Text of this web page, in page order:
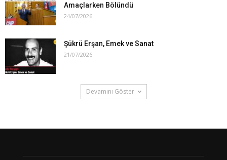
Amaçlarken Bölündü
24/07/2026
Şükrü Erşan, Emek ve Sanat
21/07/2026
Devamını Göster